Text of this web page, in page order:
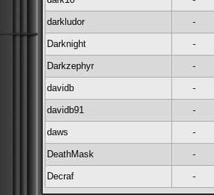
darkludor -
Darknight -
Darkzephyr -
davidb -
davidb91 -
daws -
DeathMask -
Decraf -